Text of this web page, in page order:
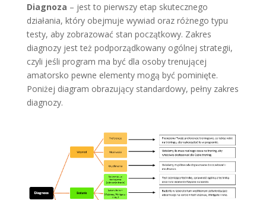
Diagnoza – jest to pierwszy etap skutecznego
działania, który obejmuje wywiad oraz różnego typu
testy, aby zobrazować stan początkowy. Zakres
diagnozy jest też podporządkowany ogólnej strategii,
czyli jeśli program ma być dla osoby trenującej
amatorsko pewne elementy mogą być pominięte.
Poniżej diagram obrazujący standardowy, pełny zakres
diagnozy.